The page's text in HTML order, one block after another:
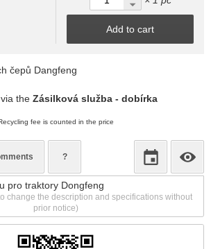
Add to cart
čepů Dangfeng
the Zásilková služba - dobírka
fee is counted in the price
?
pro traktory Dongfeng
change the description and specifications without
prior notice)